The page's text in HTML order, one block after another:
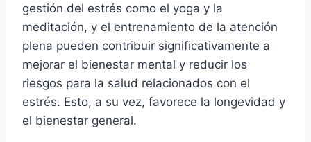
gestión del estrés como el yoga y la
meditación, y el entrenamiento de la atención
plena pueden contribuir significativamente a
mejorar el bienestar mental y reducir los
riesgos para la salud relacionados con el
estrés. Esto, a su vez, favorece la longevidad y
el bienestar general.